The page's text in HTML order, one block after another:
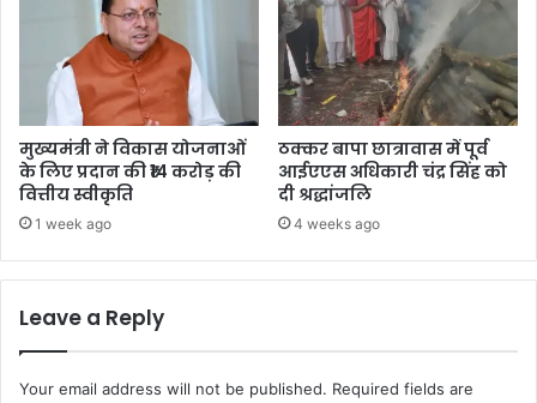
मुख्यमंत्री ने विकास योजनाओं
के लिए प्रदान की ₹14 करोड़ की
वित्तीय स्वीकृति
1 week ago
ठक्कर बापा छात्रावास में पूर्व
आईएएस अधिकारी चंद्र सिंह को
दी श्रद्धांजलि
4 weeks ago
Leave a Reply
Your email address will not be published. Required fields are